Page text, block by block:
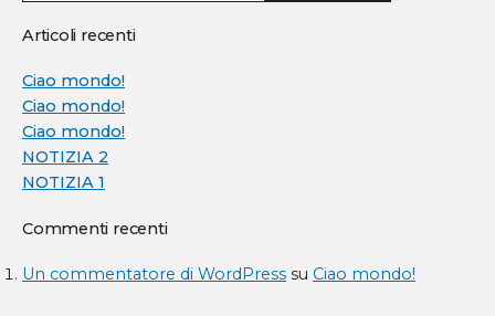
Articoli recenti
Ciao mondo!
Ciao mondo!
Ciao mondo!
NOTIZIA 2
NOTIZIA 1
Commenti recenti
Un commentatore di WordPress su Ciao mondo!